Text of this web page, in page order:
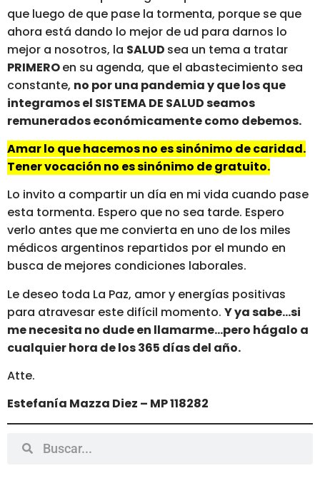
que luego de que pase la tormenta, porque se que
ahora está dando lo mejor de ud para darnos lo
mejor a nosotros, la SALUD sea un tema a tratar
PRIMEROen su agenda, que el abastecimiento sea
constante, no por una pandemia y que los que
integramos el SISTEMA DE SALUD seamos
remunerados económicamente como debemos.
Amar lo que hacemos no es sinónimo de caridad.
Tener vocación no es sinónimo de gratuito.
Lo invito a compartir un día en mi vida cuando pase
esta tormenta. Espero que no sea tarde. Espero
verlo antes que me convierta en uno de los miles
médicos argentinos repartidos por el mundo en
busca de mejores condiciones laborales.
Le deseo toda La Paz, amor y energías positivas
para atravesar este difícil momento. Y ya sabe…si
me necesita no dude en llamarme…pero hágalo a
cualquier hora de los 365 días del año.
Atte.
Estefanía Mazza Diez – MP 118282